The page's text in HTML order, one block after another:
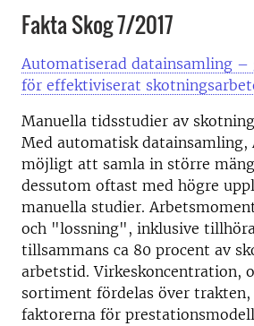
Fakta Skog 7/2017
Automatiserad datainsamling –
för effektiviserat
Manuella tidsstudier av
Med automatisk datainsamling,
möjligt att samla in större
dessutom oftast med högre
manuella studier.
och "lossning", inklusive
tillsammans ca 80 procent av
arbetstid. Virkeskoncentration,
sortiment fördelas över
faktorerna för